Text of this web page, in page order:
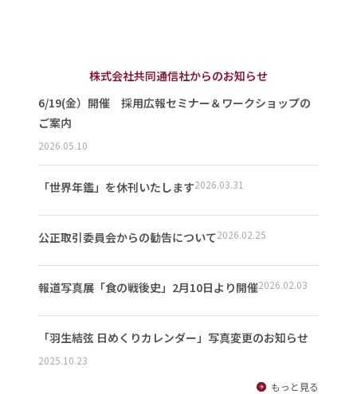
株式会社共同通信社からのお知らせ
6/19(金）開催 採用広報セミナー＆ワークショップの
ご案内
2026.05.10
「世界年鑑」を休刊いたします2026.03.31
公正取引委員会からの勧告について2026.02.25
報道写真展「食の戦後史」2月10日より開催2026.02.03
「羽生結弦 日めくりカレンダー」写真変更のお知らせ
2025.10.23
もっと見る